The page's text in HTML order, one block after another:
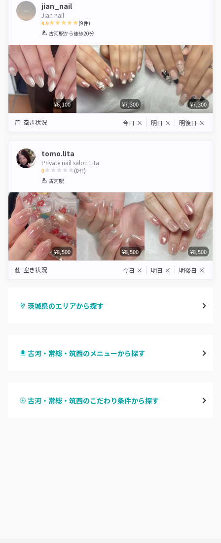
jian_nail
Jian nail
4.9
1 2 3 4 5
(9件)
古河駅から徒歩20分
¥6,100 ¥7,300 ¥7,300
空き状況 今日 × 明日 × 明後日 ×
tomo.lita
Private nail salon Lita
0
1 2 3 4
(0件)
古河駅
¥8,500 ¥8,500 ¥8,500
空き状況 今日 × 明日 × 明後日 ×
茨城県のエリアから探す
古河・常総・筑西のメニューから探す
古河・常総・筑西のこだわり条件から探す